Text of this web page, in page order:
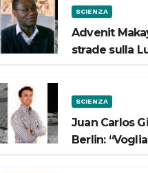
SCIENZA
Advenit
strade sulla
SCIENZA
Juan Carlos
Berlin: